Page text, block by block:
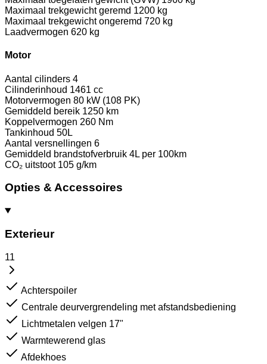
Maximaal trekgewicht geremd 1200 kg
Maximaal trekgewicht ongeremd 720 kg
Laadvermogen 620 kg
Motor
Aantal cilinders 4
Cilinderinhoud 1461 cc
Motorvermogen 80 kW (108 PK)
Gemiddeld bereik 1250 km
Koppelvermogen 260 Nm
Tankinhoud 50L
Aantal versnellingen 6
Gemiddeld brandstofverbruik 4L per 100km
CO₂ uitstoot 105 g/km
Opties & Accessoires
Exterieur
11
Achterspoiler
Centrale deurvergrendeling met afstandsbediening
Lichtmetalen velgen 17"
Warmtewerend glas
Afdekhoes